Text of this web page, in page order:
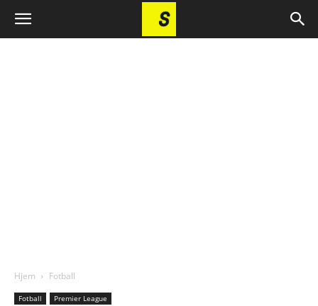
Hjem Fotball
Fotball Premier League